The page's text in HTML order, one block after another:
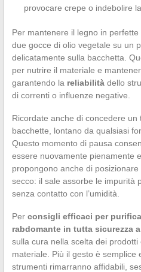
provocare crepe o indebolire
Per mantenere il legno in
due gocce di olio vegetale su un
delicatamente sulla bacchetta.
per nutrire il materiale e
garantendo la reliabilitàdello
di correnti o influenze negative.
Ricordate anche di concedere un
bacchette, lontano da qualsiasi
Questo momento di pausa
essere nuovamente pienamente
propongono anche di
secco: il sale assorbe le impurità
senza contatto con l’umidità.
Per consigli efficaci per
rabdomante in tutta sicurezza
sulla cura nella scelta dei
materiale. Più il gesto è semplice
strumenti rimarranno affidabili,